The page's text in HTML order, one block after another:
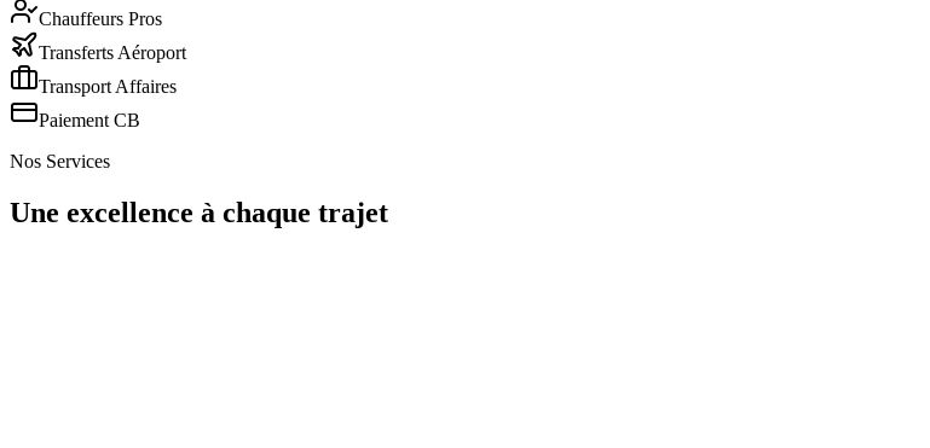
Chauffeurs Pros
Transferts Aéroport
Transport Affaires
Paiement CB
Nos Services
Une excellence à chaque trajet